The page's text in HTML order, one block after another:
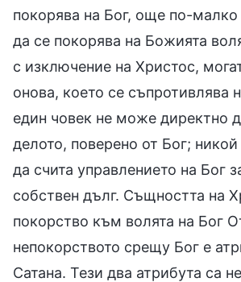
покорява на Бог, още по-
да се покорява на Божията
с изключение на Христос,
онова, което се съпротивлява
един човек не може директно
делото, поверено от Бог;
да счита управлението на Бог
собствен дълг. Същността на
покорство към волята на Бог
непокорството срещу Бог е
Сатана. Тези два атрибута са